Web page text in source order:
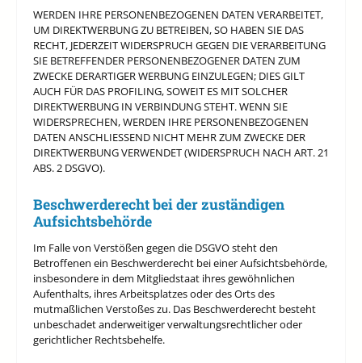
WERDEN IHRE PERSONENBEZOGENEN DATEN VERARBEITET,
UM DIREKTWERBUNG ZU BETREIBEN, SO HABEN SIE DAS
RECHT, JEDERZEIT WIDERSPRUCH GEGEN DIE VERARBEITUNG
SIE BETREFFENDER PERSONENBEZOGENER DATEN ZUM
ZWECKE DERARTIGER WERBUNG EINZULEGEN; DIES GILT
AUCH FÜR DAS PROFILING, SOWEIT ES MIT SOLCHER
DIREKTWERBUNG IN VERBINDUNG STEHT. WENN SIE
WIDERSPRECHEN, WERDEN IHRE PERSONENBEZOGENEN
DATEN ANSCHLIESSEND NICHT MEHR ZUM ZWECKE DER
DIREKTWERBUNG VERWENDET (WIDERSPRUCH NACH ART. 21
ABS. 2 DSGVO).
Beschwerde­recht bei der zuständigen
Aufsichts­behörde
Im Falle von Verstößen gegen die DSGVO steht den
Betroffenen ein Beschwerderecht bei einer Aufsichtsbehörde,
insbesondere in dem Mitgliedstaat ihres gewöhnlichen
Aufenthalts, ihres Arbeitsplatzes oder des Orts des
mutmaßlichen Verstoßes zu. Das Beschwerderecht besteht
unbeschadet anderweitiger verwaltungsrechtlicher oder
gerichtlicher Rechtsbehelfe.